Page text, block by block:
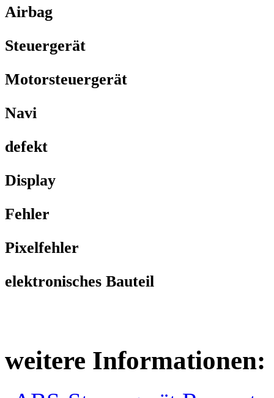
Airbag
Steuergerät
Motorsteuergerät
Navi
defekt
Display
Fehler
Pixelfehler
elektronisches Bauteil
weitere Informationen: